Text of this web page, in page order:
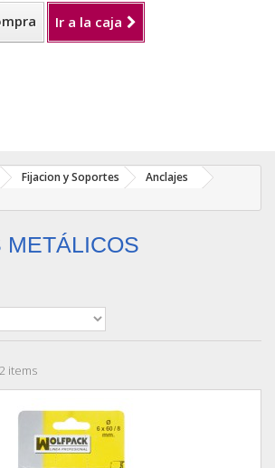
Ir a la caja
Fijacion y Soportes
Anclajes
items